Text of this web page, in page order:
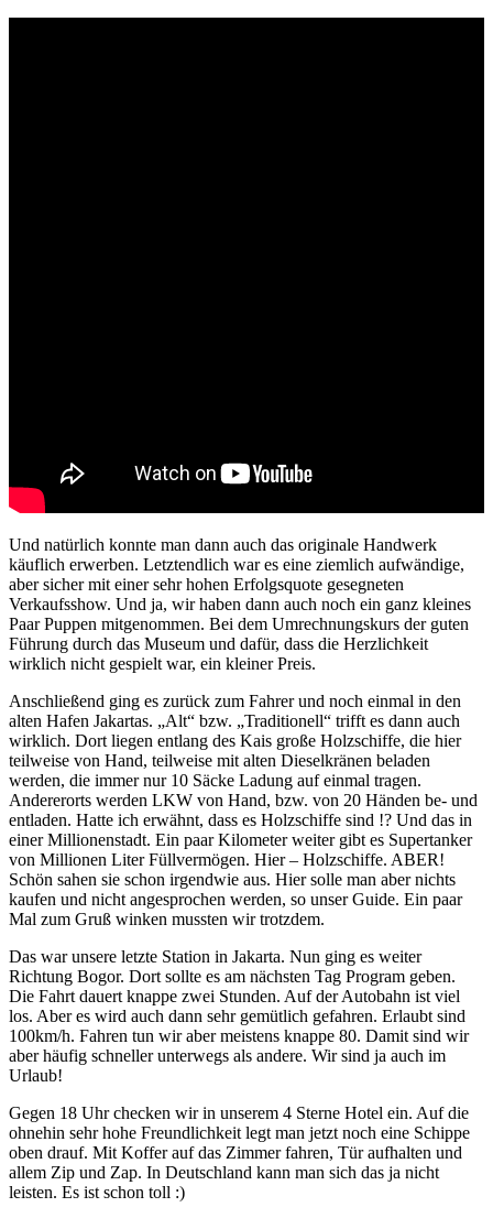
Und natürlich konnte man dann auch das originale Handwerk
käuflich erwerben. Letztendlich war es eine ziemlich aufwändige,
aber sicher mit einer sehr hohen Erfolgsquote gesegneten
Verkaufsshow. Und ja, wir haben dann auch noch ein ganz kleines
Paar Puppen mitgenommen. Bei dem Umrechnungskurs der guten
Führung durch das Museum und dafür, dass die Herzlichkeit
wirklich nicht gespielt war, ein kleiner Preis.
Anschließend ging es zurück zum Fahrer und noch einmal in den
alten Hafen Jakartas. „Alt“ bzw. „Traditionell“ trifft es dann auch
wirklich. Dort liegen entlang des Kais große Holzschiffe, die hier
teilweise von Hand, teilweise mit alten Dieselkränen beladen
werden, die immer nur 10 Säcke Ladung auf einmal tragen.
Andererorts werden LKW von Hand, bzw. von 20 Händen be- und
entladen. Hatte ich erwähnt, dass es Holzschiffe sind !? Und das in
einer Millionenstadt. Ein paar Kilometer weiter gibt es Supertanker
von Millionen Liter Füllvermögen. Hier – Holzschiffe. ABER!
Schön sahen sie schon irgendwie aus. Hier solle man aber nichts
kaufen und nicht angesprochen werden, so unser Guide. Ein paar
Mal zum Gruß winken mussten wir trotzdem.
Das war unsere letzte Station in Jakarta. Nun ging es weiter
Richtung Bogor. Dort sollte es am nächsten Tag Program geben.
Die Fahrt dauert knappe zwei Stunden. Auf der Autobahn ist viel
los. Aber es wird auch dann sehr gemütlich gefahren. Erlaubt sind
100km/h. Fahren tun wir aber meistens knappe 80. Damit sind wir
aber häufig schneller unterwegs als andere. Wir sind ja auch im
Urlaub!
Gegen 18 Uhr checken wir in unserem 4 Sterne Hotel ein. Auf die
ohnehin sehr hohe Freundlichkeit legt man jetzt noch eine Schippe
oben drauf. Mit Koffer auf das Zimmer fahren, Tür aufhalten und
allem Zip und Zap. In Deutschland kann man sich das ja nicht
leisten. Es ist schon toll :)